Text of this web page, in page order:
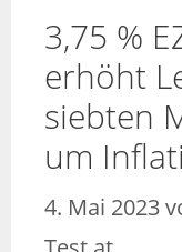
3,75 %
erhöht
siebten
um
4. Mai 2023